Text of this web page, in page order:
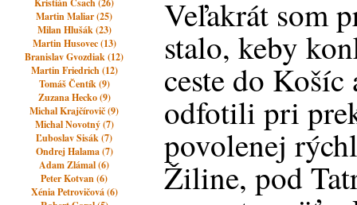
Kristián Csach (26)
Martin Maliar (25)
Milan Hlušák (23)
Martin Husovec (13)
Branislav Gvozdiak (12)
Martin Friedrich (12)
Tomáš Čentík (9)
Zuzana Hecko (9)
Michal Krajčírovič (9)
Michal Novotný (7)
Ľuboslav Sisák (7)
Ondrej Halama (7)
Adam Zlámal (6)
Peter Kotvan (6)
Xénia Petrovičová (6)
Veľakrát som
stalo, keby
ceste do
odfotili pri
povolenej
Žiline, pod